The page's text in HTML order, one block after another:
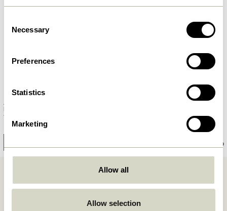
Selection
Necessary
Preferences
Statistics
Marketing
Allow all
Allow selection
Alley Planches à Découper
Naturel (set de 2)
749,00
Monarch Planches à Découper